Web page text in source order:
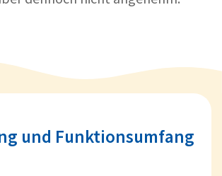
und Funktionsumfang